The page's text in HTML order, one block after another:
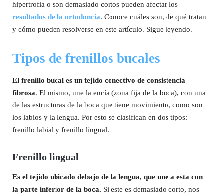
hipertrofia o son demasiado cortos pueden afectar los
resultados de la ortodoncia. Conoce cuáles son, de qué tratan
y cómo pueden resolverse en este artículo. Sigue leyendo.
Tipos de frenillos bucales
El frenillo bucal es un tejido conectivo de consistencia
fibrosa. El mismo, une la encía (zona fija de la boca), con una
de las estructuras de la boca que tiene movimiento, como son
los labios y la lengua. Por esto se clasifican en dos tipos:
frenillo labial y frenillo lingual.
Frenillo lingual
Es el tejido ubicado debajo de la lengua, que une a esta con
la parte inferior de la boca. Si este es demasiado corto, nos